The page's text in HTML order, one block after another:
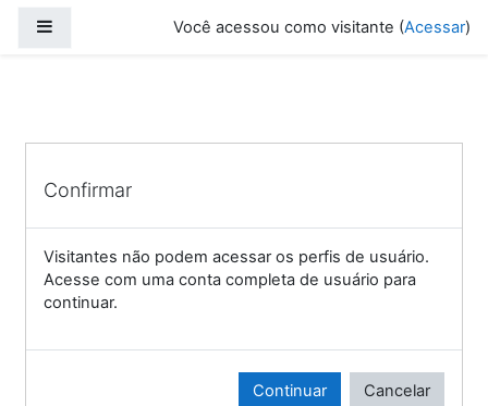
Você acessou como visitante (Acessar)
Confirmar
Visitantes não podem acessar os perfis de usuário.
Acesse com uma conta completa de usuário para
continuar.
Continuar Cancelar